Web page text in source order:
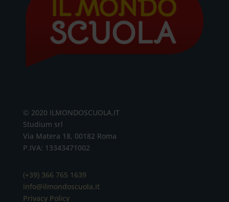
© 2020 ILMONDOSCUOLA.IT
Studium srl
Via Matera 18, 00182 Roma
P.IVA: 13343471002
(+39) 366 765 1639
info@ilmondoscuola.it
Privacy Policy